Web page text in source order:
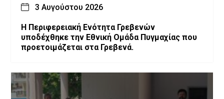
3 Αυγούστου 2026
Η Περιφερειακή Ενότητα Γρεβενών
υποδέχθηκε την Εθνική Ομάδα Πυγμαχίας που
προετοιμάζεται στα Γρεβενά.